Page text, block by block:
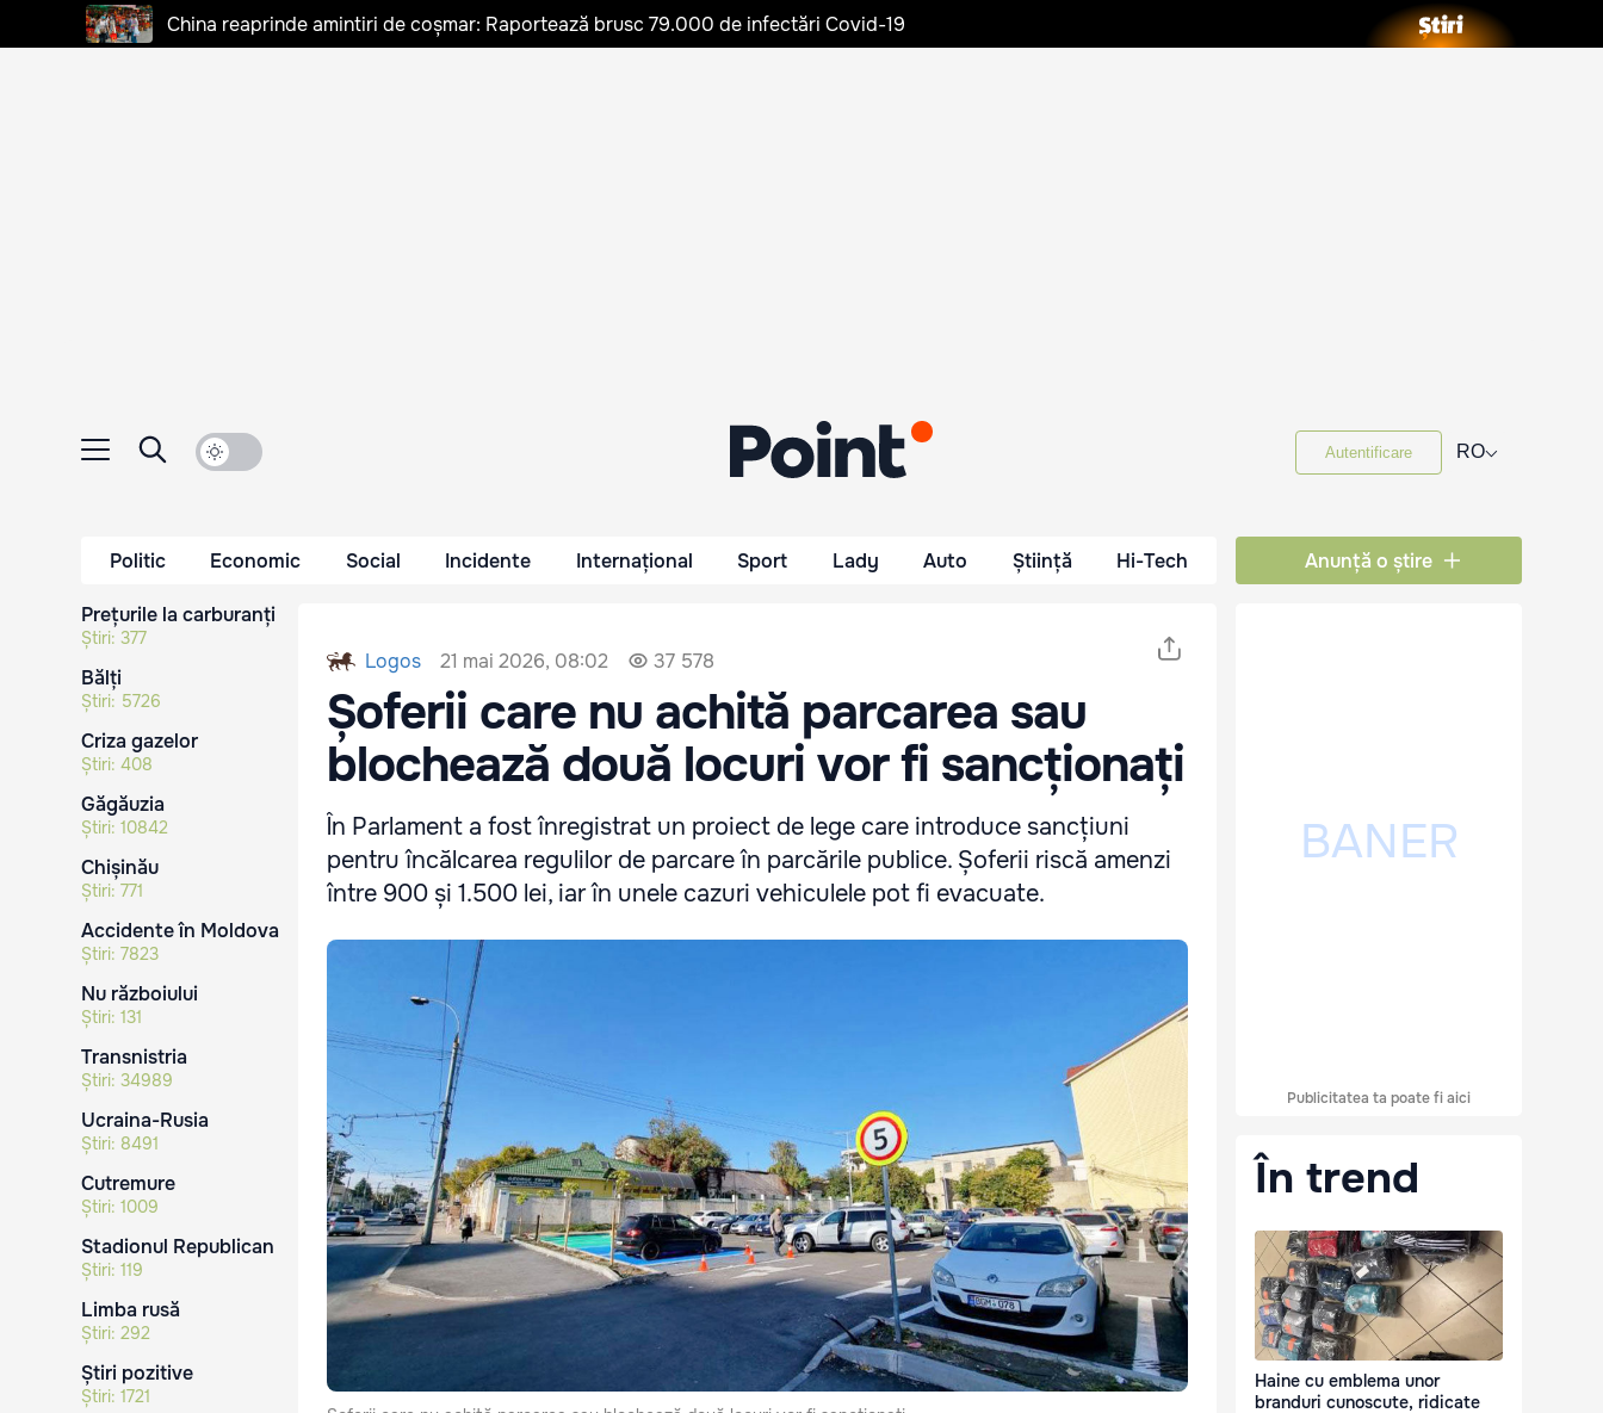
China reaprinde amintiri de coșmar: Raportează brusc 79.000 de infectări Covid-19
Autentificare RO⌵
Politic Economic Social Incidente Internațional Sport Lady Auto Știință Hi-Tech Anunță o știre
Prețurile la carburanți
Știri: 377
Bălți
Știri: 5726
Criza gazelor
Știri: 408
Găgăuzia
Știri: 10842
Chișinău
Știri: 771
Accidente în Moldova
Știri: 7823
Nu războiului
Știri: 131
Transnistria
Știri: 34989
Ucraina-Rusia
Știri: 8491
Cutremure
Știri: 1009
Stadionul Republican
Știri: 119
Limba rusă
Știri: 292
Știri pozitive
Știri: 1721
Logos 21 mai 2026, 08:02 37 578
Șoferii care nu achită parcarea sau
blochează două locuri vor fi sancționați
În Parlament a fost înregistrat un proiect de lege care introduce sancțiuni
pentru încălcarea regulilor de parcare în parcările publice. Șoferii riscă amenzi
între 900 și 1.500 lei, iar în unele cazuri vehiculele pot fi evacuate.
Publicitatea ta poate fi aici
În trend
Haine cu emblema unor
branduri cunoscute, ridicate